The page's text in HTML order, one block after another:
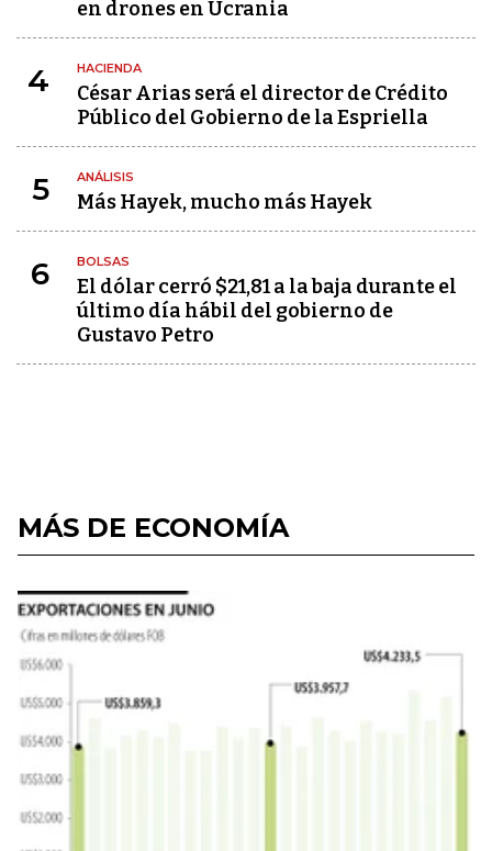
en drones en Ucrania
4 HACIENDA
César Arias será el director de Crédito
Público del Gobierno de la Espriella
5 ANÁLISIS
Más Hayek, mucho más Hayek
6 BOLSAS
El dólar cerró $21,81 a la baja durante el
último día hábil del gobierno de
Gustavo Petro
MÁS DE ECONOMÍA